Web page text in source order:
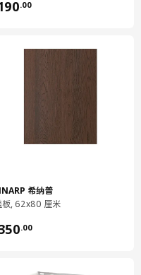
公升
米
.00
希纳普
板, 62x80 厘米
.00
350.00